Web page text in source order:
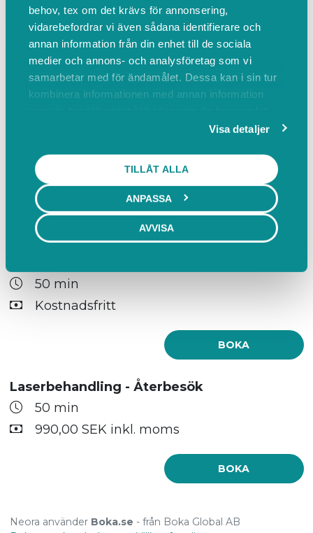
behov, tex om det krävs för annonsering,
vidarebefordrar vi även sådana identifierare och
annan information från din enhet till de sociala
medier och annons- och analysföretag som vi
samarbetar med för ändamålet. Dessa kan i sin tur
kombinera informationen med annan information
Visa detaljer
TILLÅT ALLA
ANPASSA
AVVISA
Boka Om oss Omdömen
Boka
Laserbehandling
50 min
990,00 SEK inkl. moms
50 min
Kostnadsfritt
BOKA
Laserbehandling - Återbesök
50 min
990,00 SEK inkl. moms
BOKA
Neora använder Boka.se - från Boka Global AB